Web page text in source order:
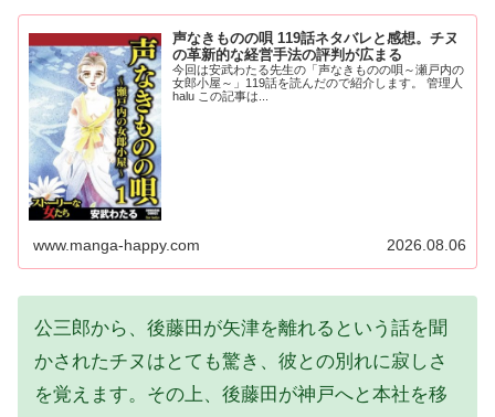
声なきものの唄 119話ネタバレと感想。チヌ
の革新的な経営手法の評判が広まる
今回は安武わたる先生の「声なきものの唄～瀬戸内の
女郎小屋～」119話を読んだので紹介します。 管理人
halu この記事は...
www.manga-happy.com 2026.08.06
公三郎から、後藤田が矢津を離れるという話を聞
かされたチヌはとても驚き、彼との別れに寂しさ
を覚えます。その上、後藤田が神戸へと本社を移